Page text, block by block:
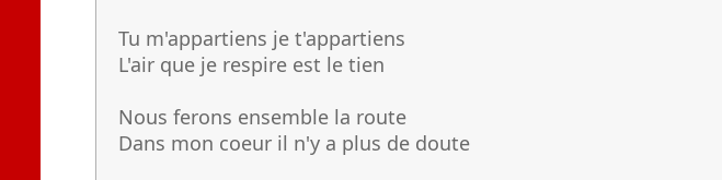
Tu m'appartiens je t'appartiens
L'air que je respire est le tien
Nous ferons ensemble la route
Dans mon coeur il n'y a plus de doute